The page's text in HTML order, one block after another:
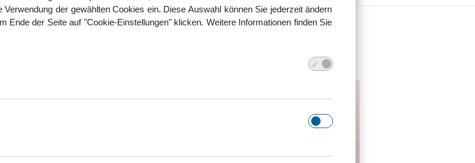
der gewählten Cookies ein. Diese Auswahl können Sie jederzeit ändern
Ende der Seite auf "Cookie-Einstellungen" klicken. Weitere Informationen finden Sie
nach sexistischem Kurzvideo